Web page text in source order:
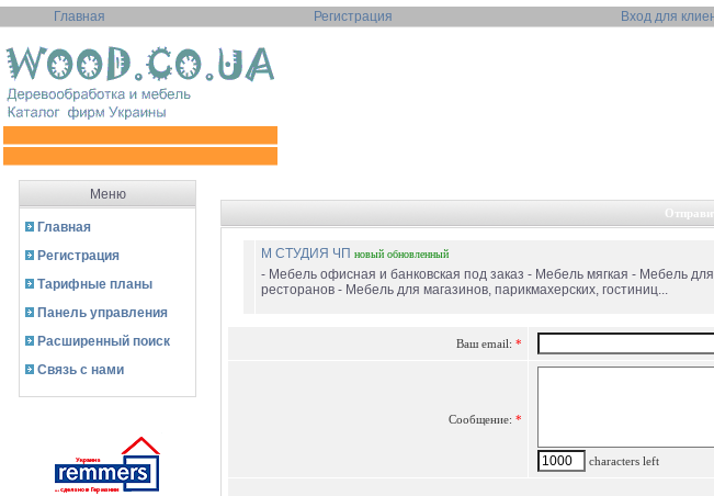
Главная Регистрация Вход для
Меню
Главная
Регистрация
Тарифные планы
Панель управления
Расширенный поиск
Связь с нами
М СТУДИЯ ЧП новый обновленный
- Мебель офисная и банковская под заказ - Мебель мягкая - Мебель
ресторанов - Мебель для магазинов, парикмахерских, гостиниц...
Ваш email: *
Сообщение: *
characters left